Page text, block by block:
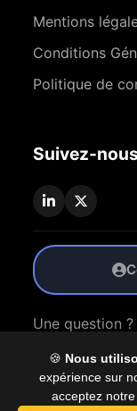
🍪 Nous
expérience sur
acceptez
Mentions
Conditions
Politique de
Suivez-nous
Une question